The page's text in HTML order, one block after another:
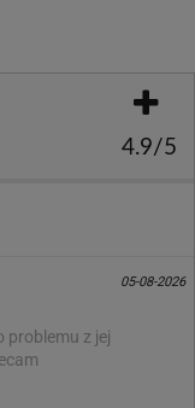
4.9/5
05-08-2026
problemu z jej